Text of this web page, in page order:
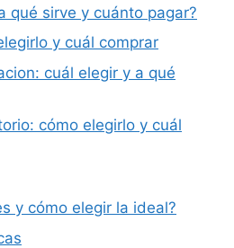
qué sirve y cuánto pagar?
y cuál comprar
cuál elegir y a qué
cómo elegirlo y cuál
y cómo elegir la ideal?